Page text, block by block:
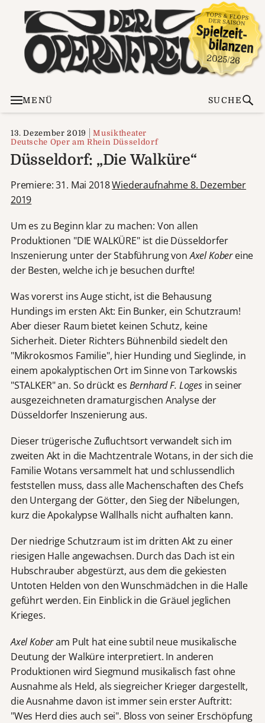
MENÜ SUCHE
13. Dezember 2019
Musiktheater
Deutsche Oper am Rhein Düsseldorf
Düsseldorf: „Die Walküre“
Premiere: 31. Mai 2018Wiederaufnahme 8. Dezember
2019
Um es zu Beginn klar zu machen: Von allen
Produktionen "DIE WALKÜRE" ist die Düsseldorfer
Inszenierung unter der Stabführung vonAxel Kobereine
der Besten, welche ich je besuchen durfte!
Was vorerst ins Auge sticht, ist die Behausung
Hundings im ersten Akt: Ein Bunker, ein Schutzraum!
Aber dieser Raum bietet keinen Schutz, keine
Sicherheit. Dieter Richters Bühnenbild siedelt den
"Mikrokosmos Familie", hier Hunding und Sieglinde, in
einem apokalyptischen Ort im Sinne von Tarkowskis
"STALKER" an. So drückt es Bernhard F. Logesin seiner
ausgezeichneten dramaturgischen Analyse der
Düsseldorfer Inszenierung aus.
Dieser trügerische Zufluchtsort verwandelt sich im
zweiten Akt in die Machtzentrale Wotans, in der sich die
Familie Wotans versammelt hat und schlussendlich
feststellen muss, dass alle Machenschaften des Chefs
den Untergang der Götter, den Sieg der Nibelungen,
kurz die Apokalypse Wallhalls nicht aufhalten kann.
Der niedrige Schutzraum ist im dritten Akt zu einer
riesigen Halle angewachsen. Durch das Dach ist ein
Hubschrauber abgestürzt, aus dem die gekiesten
Untoten Helden von den Wunschmädchen in die Halle
geführt werden. Ein Einblick in die Gräuel jeglichen
Krieges.
Axel Koberam Pult hat eine subtil neue musikalische
Deutung der Walküre interpretiert. In anderen
Produktionen wird Siegmund musikalisch fast ohne
Ausnahme als Held, als siegreicher Krieger dargestellt,
die Ausnahme davon ist immer sein erster Auftritt:
"Wes Herd dies auch sei". Bloss von seiner Erschöpfung